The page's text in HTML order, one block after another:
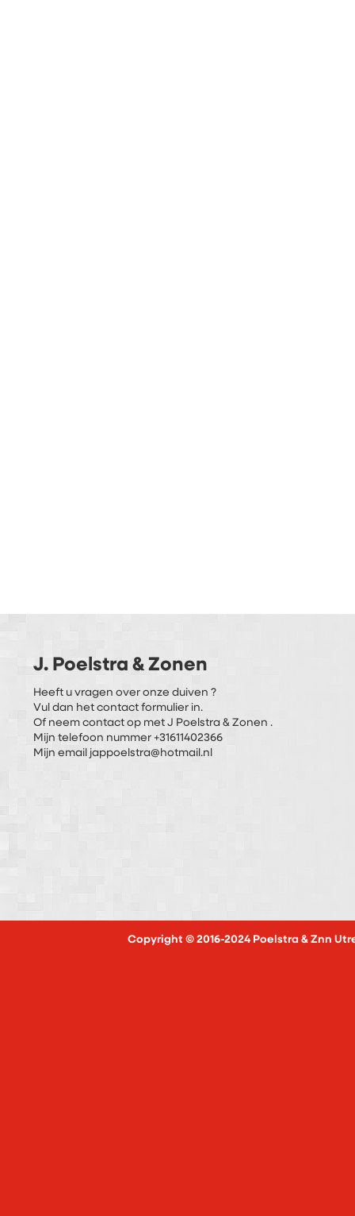
J. Poelstra & Zonen
Heeft u vragen over onze duiven ?
Vul dan het contact formulier in.
Of neem contact op met J Poelstra & Zonen .
Mijn telefoon nummer +31611402366
Mijn email jappoelstra@hotmail.nl
Copyright © 2016-2024 Poelstra & Znn